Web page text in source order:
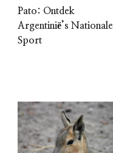
Pato: Ontdek
Argentinië’s Nationale
Sport